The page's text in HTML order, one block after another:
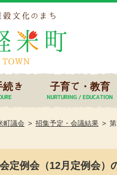
続き 子育て・教育
町議会 招集予定・会議結果
定例会（12月定例会）